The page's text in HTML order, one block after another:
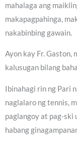
mahalaga ang
makapagpahinga,
nakabinbing gawain.
Ayon kay Fr. Gaston,
kalusugan bilang
Ibinahagi rin ng Pari
naglalaro ng tennis,
paglangoy at pag-ski
habang